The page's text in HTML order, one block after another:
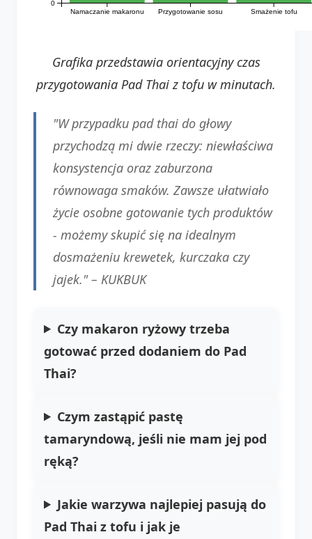
Namaczanie makaronu Przygotowanie sosu Smażenie tofu
0
Grafika przedstawia orientacyjny czas
przygotowania Pad Thai z tofu w minutach.
"W przypadku pad thai do głowy
przychodzą mi dwie rzeczy: niewłaściwa
konsystencja oraz zaburzona
równowaga smaków. Zawsze ułatwiało
życie osobne gotowanie tych produktów
- możemy skupić się na idealnym
dosmażeniu krewetek, kurczaka czy
jajek." – KUKBUK
Czy makaron ryżowy trzeba
gotować przed dodaniem do Pad
Thai?
Czym zastąpić pastę
tamaryndową, jeśli nie mam jej pod
ręką?
Jakie warzywa najlepiej pasują do
Pad Thai z tofu i jak je